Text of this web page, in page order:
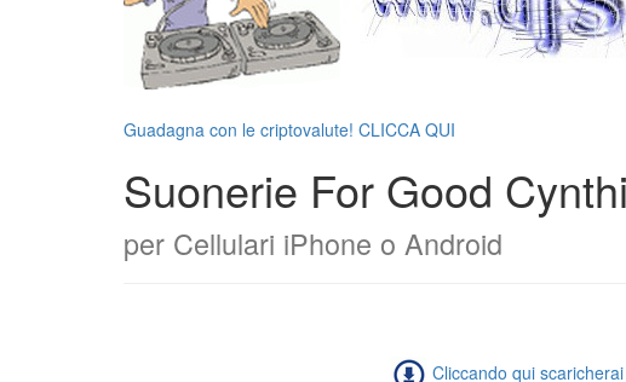
Guadagna con le criptovalute! CLICCA QUI
Suonerie For Good
per Cellulari iPhone o Android
Cliccando qui